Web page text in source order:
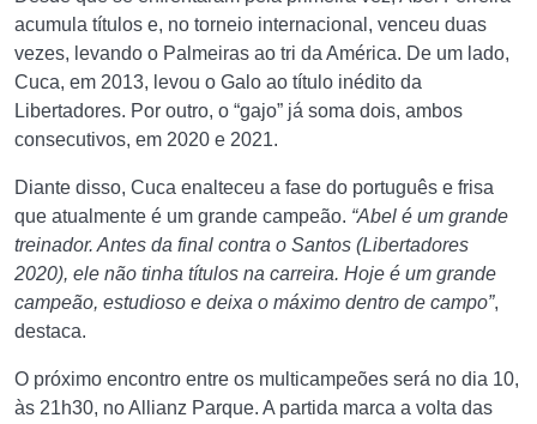
acumula títulos e, no torneio internacional, venceu duas
vezes, levando o Palmeiras ao tri da América. De um lado,
Cuca, em 2013, levou o Galo ao título inédito da
Libertadores. Por outro, o “gajo” já soma dois, ambos
consecutivos, em 2020 e 2021.
Diante disso, Cuca enalteceu a fase do português e frisa
que atualmente é um grande campeão. “Abel é um grande
treinador. Antes da final contra o Santos (Libertadores
2020), ele não tinha títulos na carreira. Hoje é um grande
campeão, estudioso e deixa o máximo dentro de campo”,
destaca.
O próximo encontro entre os multicampeões será no dia 10,
às 21h30, no Allianz Parque. A partida marca a volta das